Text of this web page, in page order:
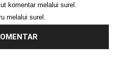
komentar melalui surel.
melalui surel.